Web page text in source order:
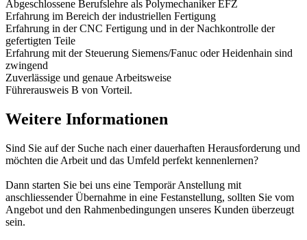
Abgeschlossene Berufslehre als Polymechaniker EFZ
Erfahrung im Bereich der industriellen Fertigung
Erfahrung in der CNC Fertigung und in der Nachkontrolle der
gefertigten Teile
Erfahrung mit der Steuerung Siemens/Fanuc oder Heidenhain sind
zwingend
Zuverlässige und genaue Arbeitsweise
Führerausweis B von Vorteil.
Weitere Informationen
Sind Sie auf der Suche nach einer dauerhaften Herausforderung und
möchten die Arbeit und das Umfeld perfekt kennenlernen?
Dann starten Sie bei uns eine Temporär Anstellung mit
anschliessender Übernahme in eine Festanstellung, sollten Sie vom
Angebot und den Rahmenbedingungen unseres Kunden überzeugt
sein.